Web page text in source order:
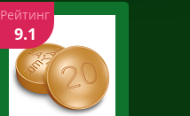
Рейтинг
9.1